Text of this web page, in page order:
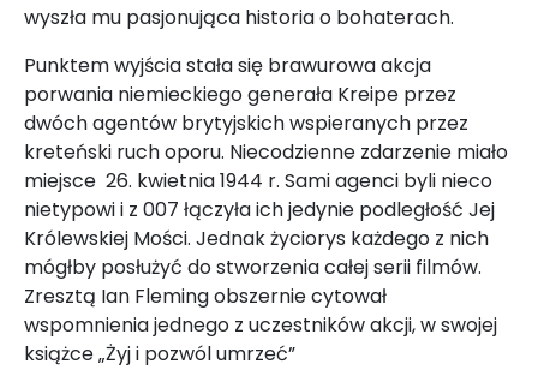
wyszła mu pasjonująca historia o bohaterach.
Punktem wyjścia stała się brawurowa akcja
porwania niemieckiego generała Kreipe przez
dwóch agentów brytyjskich wspieranych przez
kreteński ruch oporu. Niecodzienne zdarzenie miało
miejsce 26. kwietnia 1944 r. Sami agenci byli nieco
nietypowi i z 007 łączyła ich jedynie podległość Jej
Królewskiej Mości. Jednak życiorys każdego z nich
mógłby posłużyć do stworzenia całej serii filmów.
Zresztą Ian Fleming obszernie cytował
wspomnienia jednego z uczestników akcji, w swojej
książce „Żyj i pozwól umrzeć”